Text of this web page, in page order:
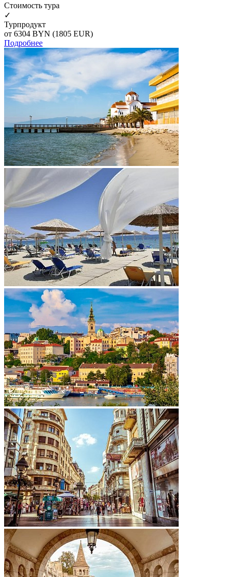
Cтоимость тура
✓
Турпродукт
от 6304 BYN (1805 EUR)
Подробнее